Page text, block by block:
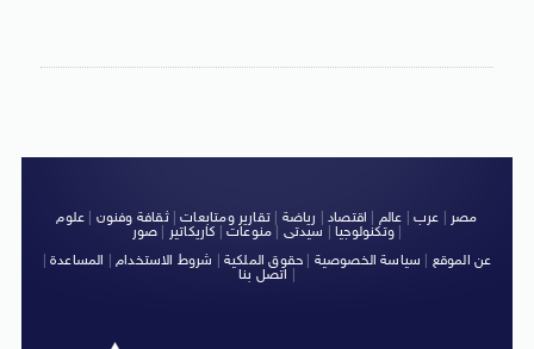
مصر عرب عالم اقتصاد رياضة |تقارير ومتابعات|ثقافة وفنون
علوم
وتكنولوجيا| سيدتى منوعات كاريكاتير صور
|
عن الموقع
سياسة الخصوصية حقوق الملكية شروط الاستخدام| المساعدة|
اتصل بنا